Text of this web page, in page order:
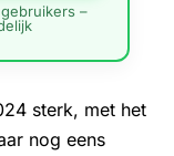
–
sterk, met het
nog eens